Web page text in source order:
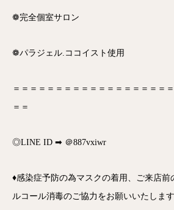
❁完全個室サロン
❁パラジェル.ココイスト使用
＝＝＝＝＝＝＝＝＝＝＝＝＝＝＝＝＝＝
＝＝
◎LINE ID ➡ ＠887vxiwr
♦感染症予防の為マスクの着用、ご来店前
ルコール消毒のご協力をお願いいたします